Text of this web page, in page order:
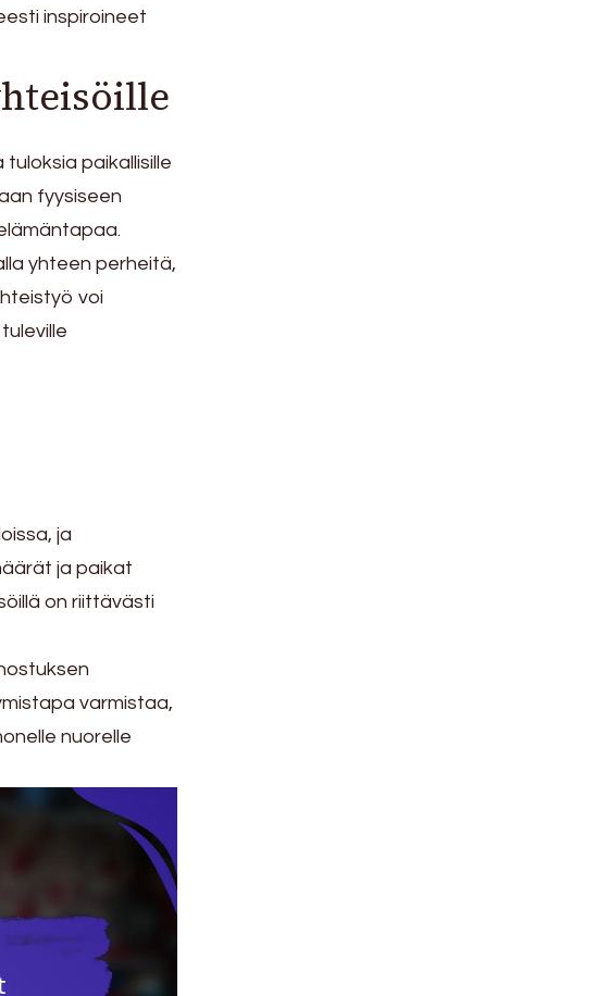
inspiroineet
paikallisille
fyysiseen
yhteen perheitä,
voi
ja
ja paikat
on riittävästi
varmistaa,
nuorelle